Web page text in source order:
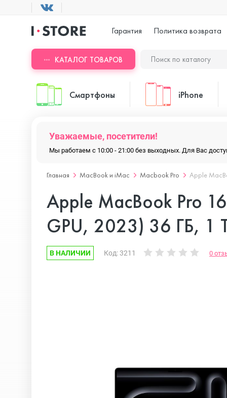
Гарантия Политика возврата
КАТАЛОГ ТОВАРОВ
Смартфоны
ASUS
Blackview
Doogee
Google Pixel
iPhone
iPhone 17 Pro
iPhone 17 Air
iPhone 17e
iPhone 16
Уважаемые, посетители!
Мы работаем с 10:00 - 21:00 без выходных. Для Вас
Главная MacBook и iMac Macbook Pro Apple
Apple MacBook Pro
GPU, 2023) 36 ГБ, 1
В НАЛИЧИИ Код: 3211 0